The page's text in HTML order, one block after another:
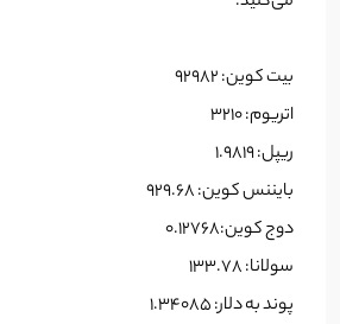
بیت کوین: 92982
اتریوم: 3210
ریپل: 1.9819
بایننس کوین: 929.68
دوج کوین:0.12768
سولانا: 133.78
پوند به دلار: 1.34085